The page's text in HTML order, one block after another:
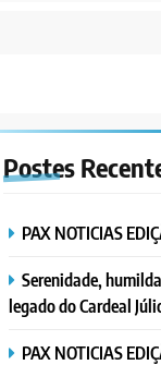
Postes
PAX NOTICIAS
Serenidade,
legado do Cardeal
PAX NOTICIAS